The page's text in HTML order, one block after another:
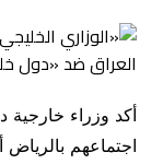
أكد وزراء